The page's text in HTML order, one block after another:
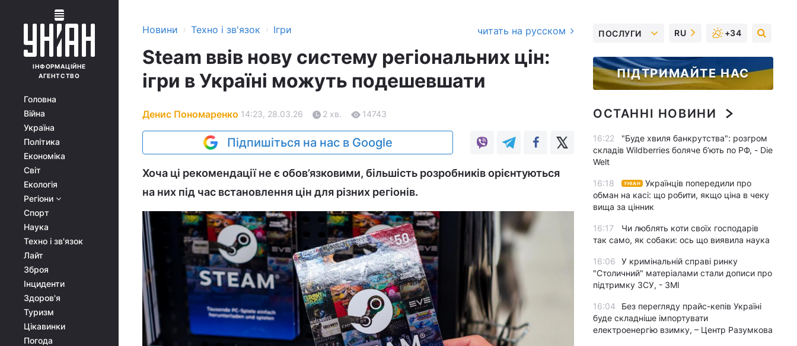
ІНФОРМАЦІЙНЕ
АГЕНТСТВО
Головна
Війна
Україна
Політика
Економіка
Світ
Екологія
Регіони
Спорт
Наука
Техно і зв'язок
Лайт
Зброя
Інциденти
Здоров'я
Туризм
Цікавинки
Погода
Новини › Техно і зв'язок › Ігри читать на русском
Steam ввів нову систему регіональних цін:
ігри в Україні можуть подешевшати
Денис Пономаренко 14:23, 28.03.26 2 хв. 14743
Підпишіться на нас в Google
Хоча ці рекомендації не є обов’язковими, більшість розробників орієнтуються
на них під час встановлення цін для різних регіонів.
ПОСЛУГИ RU +34
ПІДТРИМАЙТЕ НАС
ОСТАННІ НОВИНИ
16:22
"Буде хвиля банкрутства": розгром
складів Wildberries боляче бʼють по РФ, - Die
Welt
16:18 УНІАН
Українців попередили про
обман на касі: що робити, якщо ціна в чеку
вища за цінник
16:17
Чи люблять коти своїх господарів
так само, як собаки: ось що виявила наука
16:06
У кримінальній справі ринку
"Столичний" матеріалами стали дописи про
підтримку ЗСУ, - ЗМІ
16:04
Без перегляду прайс-кепів Україні
буде складніше імпортувати
електроенергію взимку, – Центр Разумкова